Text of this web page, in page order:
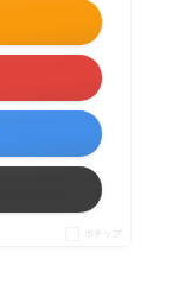
ポチップ